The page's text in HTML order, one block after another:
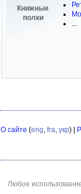
Книжные
полки
...
О сайте (eng, fra, укр) |
Любое